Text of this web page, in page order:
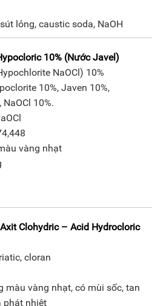
lỏng, caustic soda, NaOH
10% (Nước Javel)
NaOCl) 10%
10%, Javen 10%,
10%.
vàng nhạt
Clohydric – Acid Hydrocloric
cloran
màu vàng nhạt, có mùi sốc, tan
phát nhiệt